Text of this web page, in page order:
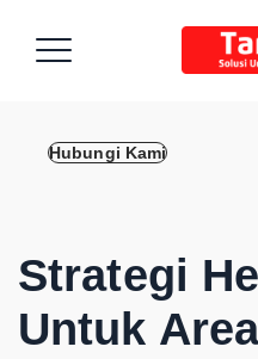
Hubungi Kami
Strategi
Untuk